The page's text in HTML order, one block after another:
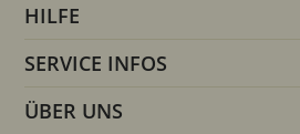
HILFE
SERVICE INFOS
ÜBER UNS